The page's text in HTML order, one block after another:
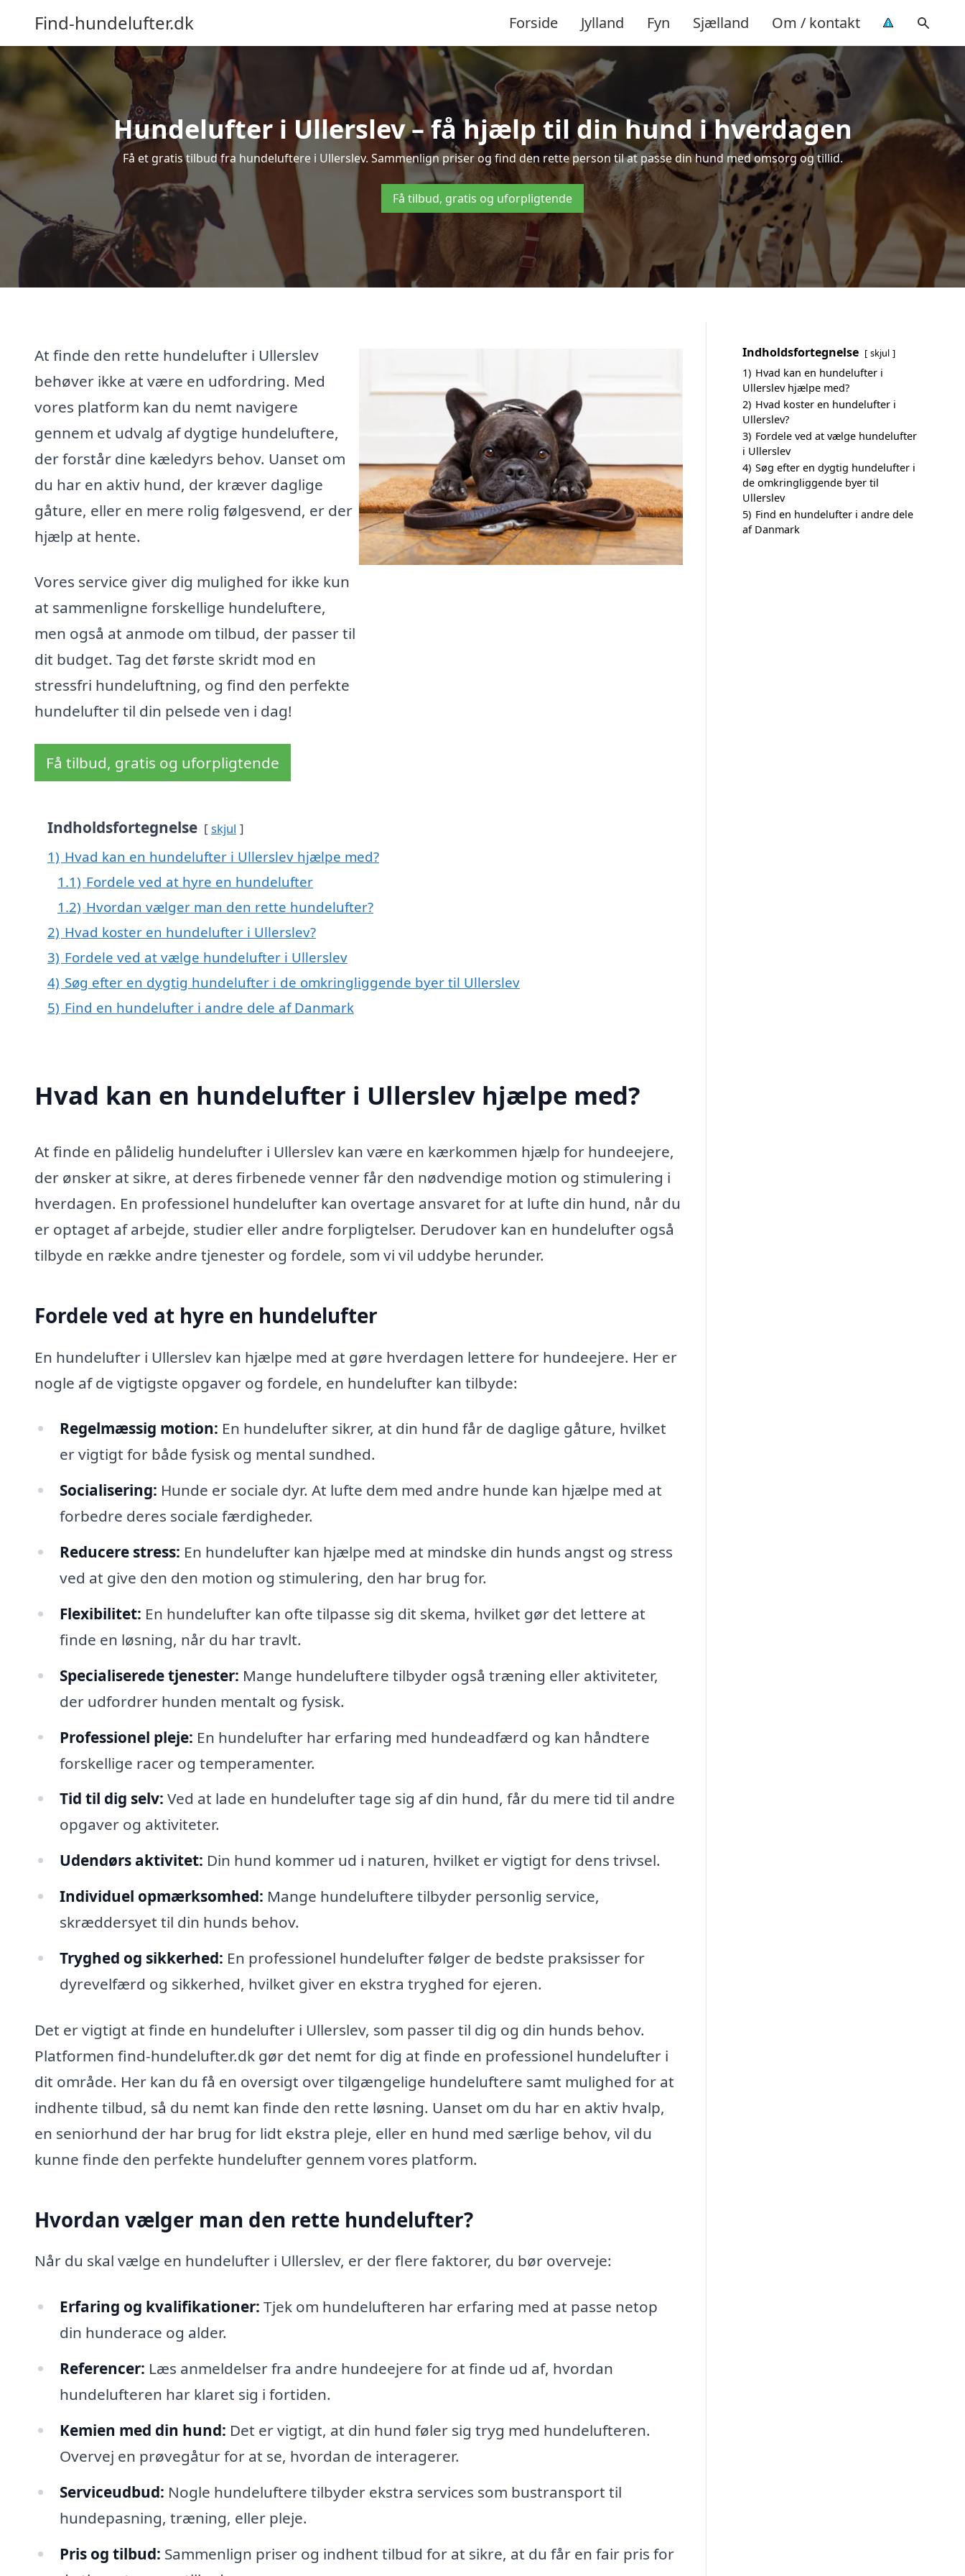
Find-hundelufter.dk Forside Jylland Fyn Sjælland Om / kontakt
Hundelufter i Ullerslev – få hjælp til din hund i hverdagen
Få et gratis tilbud fra hundeluftere i Ullerslev. Sammenlign priser og find den rette person til at passe din hund med omsorg og tillid.
Få tilbud, gratis og uforpligtende
At finde den rette hundelufter i Ullerslev
behøver ikke at være en udfordring. Med
vores platform kan du nemt navigere
gennem et udvalg af dygtige hundeluftere,
der forstår dine kæledyrs behov. Uanset om
du har en aktiv hund, der kræver daglige
gåture, eller en mere rolig følgesvend, er der
hjælp at hente.
Vores service giver dig mulighed for ikke kun
at sammenligne forskellige hundeluftere,
men også at anmode om tilbud, der passer til
dit budget. Tag det første skridt mod en
stressfri hundeluftning, og find den perfekte
hundelufter til din pelsede ven i dag!
Få tilbud, gratis og uforpligtende
Indholdsfortegnelse skjul
1) Hvad kan en hundelufter i Ullerslev hjælpe med?
1.1) Fordele ved at hyre en hundelufter
1.2) Hvordan vælger man den rette hundelufter?
2) Hvad koster en hundelufter i Ullerslev?
3) Fordele ved at vælge hundelufter i Ullerslev
4) Søg efter en dygtig hundelufter i de omkringliggende byer til Ullerslev
5) Find en hundelufter i andre dele af Danmark
Hvad kan en hundelufter i Ullerslev hjælpe med?
At finde en pålidelig hundelufter i Ullerslev kan være en kærkommen hjælp for hundeejere,
der ønsker at sikre, at deres firbenede venner får den nødvendige motion og stimulering i
hverdagen. En professionel hundelufter kan overtage ansvaret for at lufte din hund, når du
er optaget af arbejde, studier eller andre forpligtelser. Derudover kan en hundelufter også
tilbyde en række andre tjenester og fordele, som vi vil uddybe herunder.
Fordele ved at hyre en hundelufter
En hundelufter i Ullerslev kan hjælpe med at gøre hverdagen lettere for hundeejere. Her er
nogle af de vigtigste opgaver og fordele, en hundelufter kan tilbyde:
Regelmæssig motion: En hundelufter sikrer, at din hund får de daglige gåture, hvilket
er vigtigt for både fysisk og mental sundhed.
Socialisering: Hunde er sociale dyr. At lufte dem med andre hunde kan hjælpe med at
forbedre deres sociale færdigheder.
Reducere stress: En hundelufter kan hjælpe med at mindske din hunds angst og stress
ved at give den den motion og stimulering, den har brug for.
Flexibilitet: En hundelufter kan ofte tilpasse sig dit skema, hvilket gør det lettere at
finde en løsning, når du har travlt.
Specialiserede tjenester: Mange hundeluftere tilbyder også træning eller aktiviteter,
der udfordrer hunden mentalt og fysisk.
Professionel pleje: En hundelufter har erfaring med hundeadfærd og kan håndtere
forskellige racer og temperamenter.
Tid til dig selv: Ved at lade en hundelufter tage sig af din hund, får du mere tid til andre
opgaver og aktiviteter.
Udendørs aktivitet: Din hund kommer ud i naturen, hvilket er vigtigt for dens trivsel.
Individuel opmærksomhed: Mange hundeluftere tilbyder personlig service,
skræddersyet til din hunds behov.
Tryghed og sikkerhed: En professionel hundelufter følger de bedste praksisser for
dyrevelfærd og sikkerhed, hvilket giver en ekstra tryghed for ejeren.
Det er vigtigt at finde en hundelufter i Ullerslev, som passer til dig og din hunds behov.
Platformen find-hundelufter.dk gør det nemt for dig at finde en professionel hundelufter i
dit område. Her kan du få en oversigt over tilgængelige hundeluftere samt mulighed for at
indhente tilbud, så du nemt kan finde den rette løsning. Uanset om du har en aktiv hvalp,
en seniorhund der har brug for lidt ekstra pleje, eller en hund med særlige behov, vil du
kunne finde den perfekte hundelufter gennem vores platform.
Hvordan vælger man den rette hundelufter?
Når du skal vælge en hundelufter i Ullerslev, er der flere faktorer, du bør overveje:
Erfaring og kvalifikationer: Tjek om hundelufteren har erfaring med at passe netop
din hunderace og alder.
Referencer: Læs anmeldelser fra andre hundeejere for at finde ud af, hvordan
hundelufteren har klaret sig i fortiden.
Kemien med din hund: Det er vigtigt, at din hund føler sig tryg med hundelufteren.
Overvej en prøvegåtur for at se, hvordan de interagerer.
Serviceudbud: Nogle hundeluftere tilbyder ekstra services som bustransport til
hundepasning, træning, eller pleje.
Pris og tilbud: Sammenlign priser og indhent tilbud for at sikre, at du får en fair pris for
Indholdsfortegnelse skjul
1) Hvad kan en hundelufter i
Ullerslev hjælpe med?
2) Hvad koster en hundelufter i
Ullerslev?
3) Fordele ved at vælge hundelufter
i Ullerslev
4) Søg efter en dygtig hundelufter i
de omkringliggende byer til
Ullerslev
5) Find en hundelufter i andre dele
af Danmark